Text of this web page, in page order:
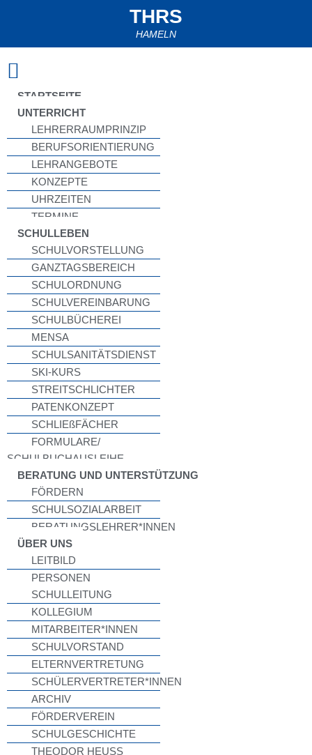
THRS
HAMELN
STARTSEITE
UNTERRICHT
LEHRERRAUMPRINZIP
BERUFSORIENTIERUNG
LEHRANGEBOTE
KONZEPTE
UHRZEITEN
TERMINE
SCHULLEBEN
SCHULVORSTELLUNG
GANZTAGSBEREICH
SCHULORDNUNG
SCHULVEREINBARUNG
SCHULBÜCHEREI
MENSA
SCHULSANITÄTSDIENST
SKI-KURS
STREITSCHLICHTER
PATENKONZEPT
SCHLIEßFÄCHER
FORMULARE/
SCHULBUCHAUSLEIHE
BERATUNG UND UNTERSTÜTZUNG
FÖRDERN
SCHULSOZIALARBEIT
BERATUNGSLEHRER*INNEN
ÜBER UNS
LEITBILD
PERSONEN
SCHULLEITUNG
KOLLEGIUM
MITARBEITER*INNEN
SCHULVORSTAND
ELTERNVERTRETUNG
SCHÜLERVERTRETER*INNEN
ARCHIV
FÖRDERVEREIN
SCHULGESCHICHTE
THEODOR HEUSS